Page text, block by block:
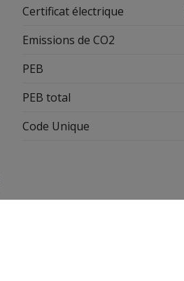
Certificat électrique
Emissions de CO2
PEB
PEB total
Code Unique